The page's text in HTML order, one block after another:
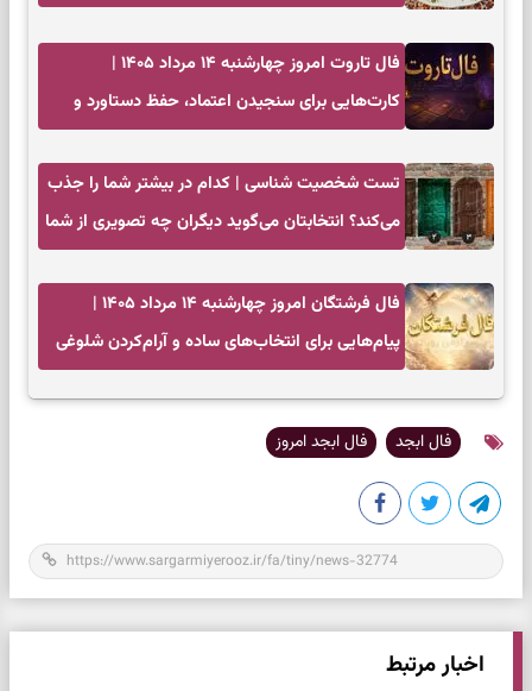
فال تاروت امروز چهارشنبه ۱۴ مرداد ۱۴۰۵ |
کارت‌هایی برای سنجیدن اعتماد، حفظ دستاورد و
تست شخصیت شناسی | کدام در بیشتر شما را جذب
می‌کند؟ انتخابتان می‌گوید دیگران چه تصویری از شما
فال فرشتگان امروز چهارشنبه ۱۴ مرداد ۱۴۰۵ |
پیام‌هایی برای انتخاب‌های ساده و آرام‌کردن شلوغی
فال ابجد فال ابجد امروز
اخبار مرتبط